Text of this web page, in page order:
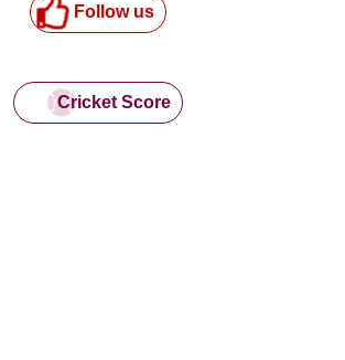
Follow us
Cricket Score